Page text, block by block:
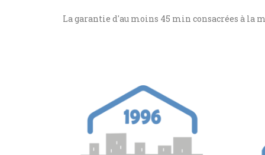
La garantie d'au moins 45 min consacrées à la